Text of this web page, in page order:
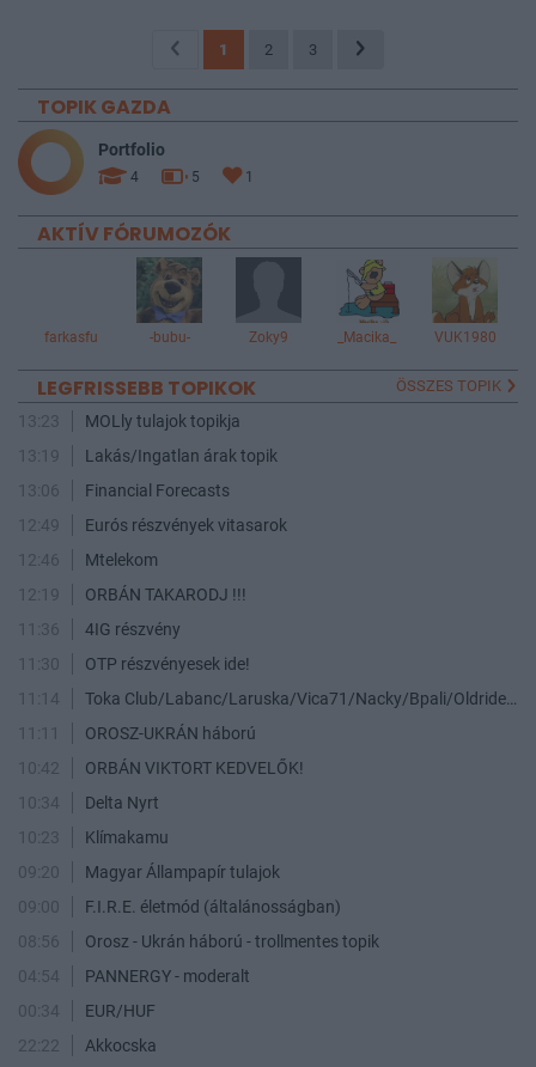
1 2 3
TOPIK GAZDA
Portfolio
4 5 1
AKTÍV FÓRUMOZÓK
farkasfu -bubu- Zoky9 _Macika_ VUK1980
LEGFRISSEBB TOPIKOK ÖSSZES TOPIK
13:23
MOLly tulajok topikja
13:19
Lakás/Ingatlan árak topik
13:06
Financial Forecasts
12:49
Eurós részvények vitasarok
12:46
Mtelekom
12:19
ORBÁN TAKARODJ !!!
11:36
4IG részvény
11:30
OTP részvényesek ide!
11:14
11:11
OROSZ-UKRÁN háború
10:42
ORBÁN VIKTORT KEDVELŐK!
10:34
Delta Nyrt
10:23
Klímakamu
09:20
Magyar Állampapír tulajok
09:00
F.I.R.E. életmód (általánosságban)
08:56
Orosz - Ukrán háború - trollmentes topik
04:54
PANNERGY - moderalt
00:34
EUR/HUF
22:22
Akkocska